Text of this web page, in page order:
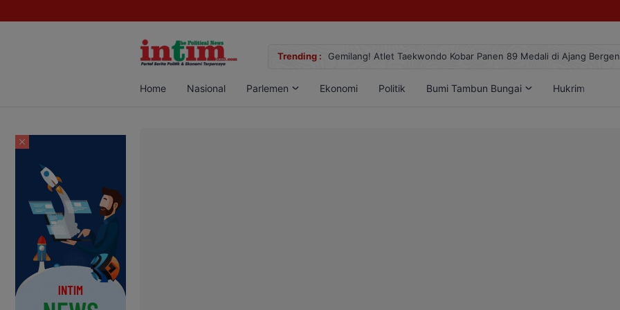
Trending :
Sabu di Pangkalan Bun, Dua Pelaku Diamankan Gemilang! Atlet Taekwondo Kobar Panen 89 Medali di Ajang
Home Nasional Parlemen Ekonomi Politik Bumi Tambun Bungai Hukrim